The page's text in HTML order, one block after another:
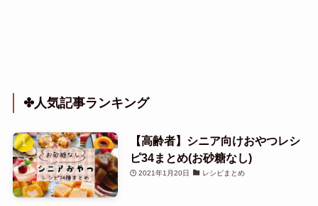
✤人気記事ランキング
【高齢者】シニア向けおやつレシ
ピ34まとめ(お砂糖なし)
2021年1月20日 レシピまとめ